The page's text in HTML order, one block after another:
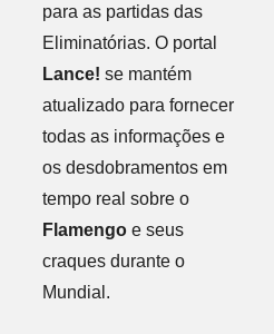
para as partidas das
Eliminatórias. O portal
Lance! se mantém
atualizado para fornecer
todas as informações e
os desdobramentos em
tempo real sobre o
Flamengoe seus
craques durante o
Mundial.